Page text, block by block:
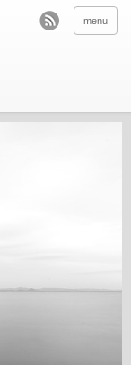
menu